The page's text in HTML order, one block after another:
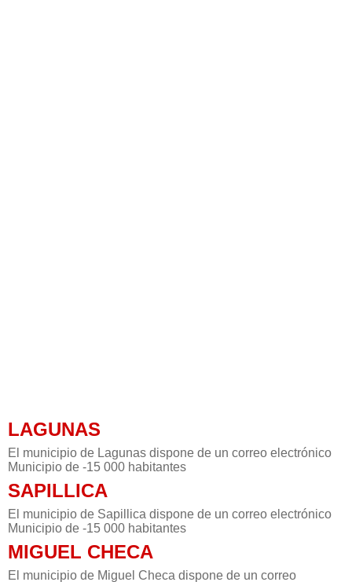
LAGUNAS
El municipio de Lagunas dispone de un correo electrónico
Municipio de -15 000 habitantes
SAPILLICA
El municipio de Sapillica dispone de un correo electrónico
Municipio de -15 000 habitantes
MIGUEL CHECA
El municipio de Miguel Checa dispone de un correo